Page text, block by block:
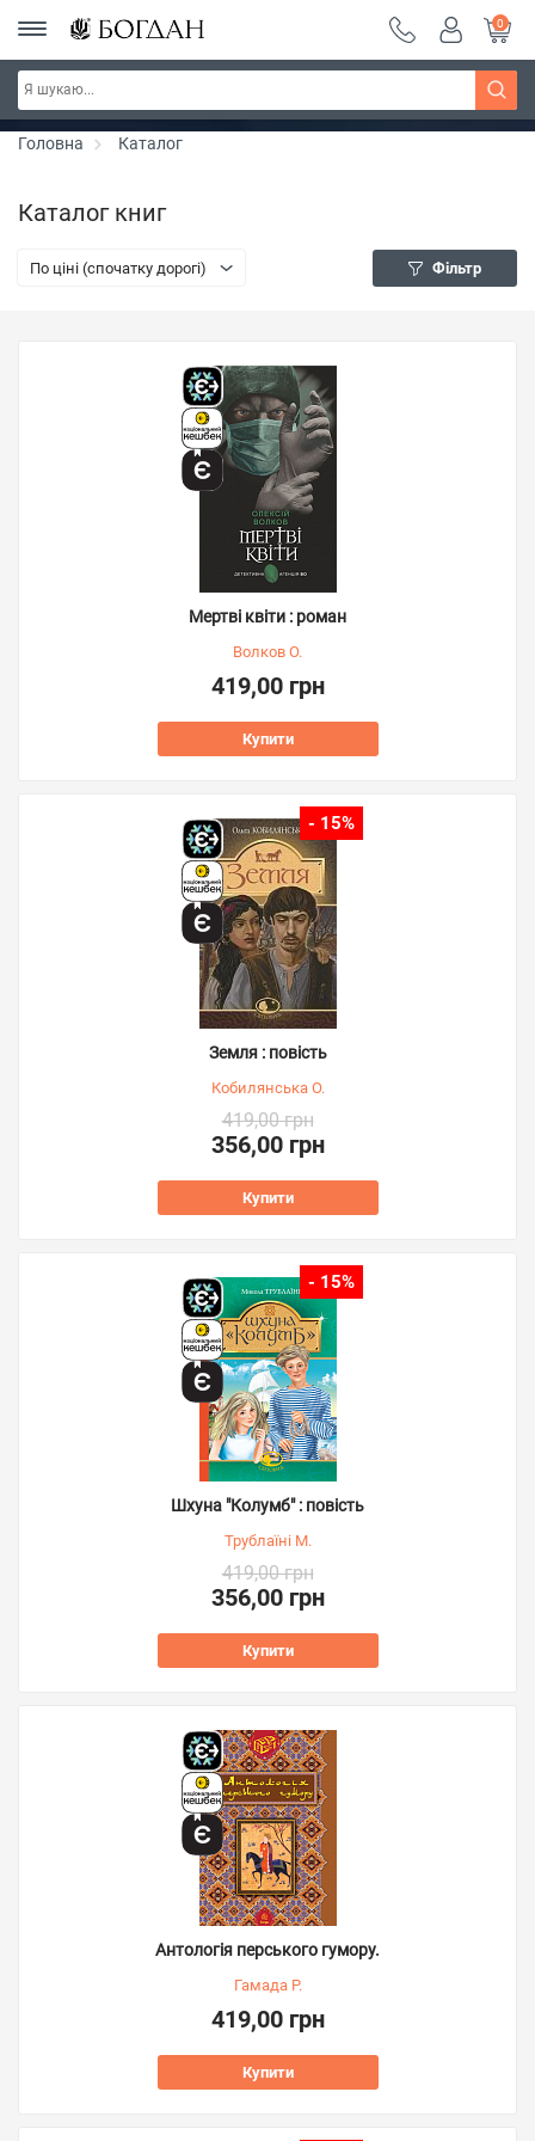
РОЗПРОДАЖ ~ 150 грн ~ 200 грн ~ 250 грн ~
300 грн ~ РОЗПРОДАЖ
Дізнатись більше
0
Головна Каталог
Каталог книг
По ціні (спочатку дорогі) Фільтр
Мертві квіти : роман
Волков О.
419,00 грн
Купити
- 15%
Земля : повість
Кобилянська О.
419,00 грн
356,00 грн
Купити
- 15%
Шхуна "Колумб" : повість
Трублаїні М.
419,00 грн
356,00 грн
Купити
Антологія перського гумору.
Гамада Р.
419,00 грн
Купити